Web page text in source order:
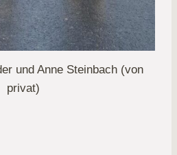
und Anne Steinbach (von
privat)